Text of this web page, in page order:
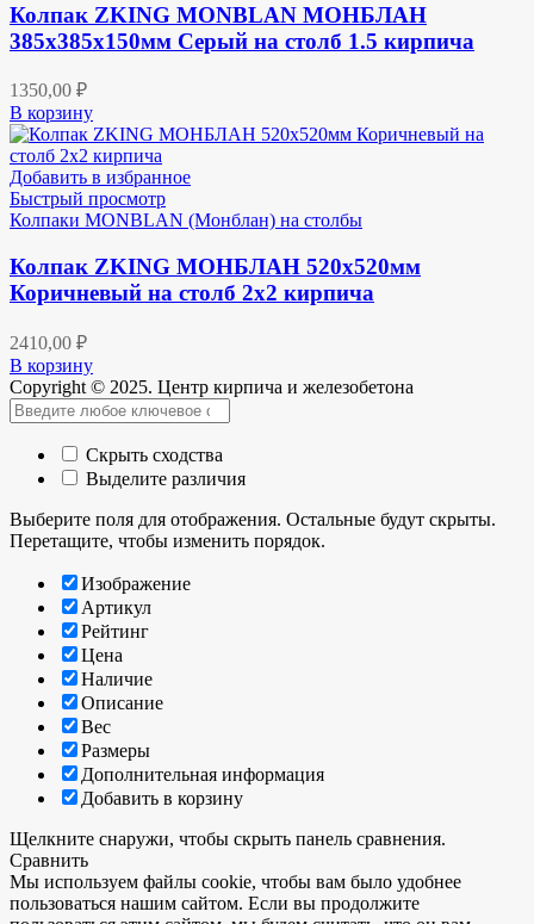
Колпак ZKING MONBLAN МОНБЛАН
385х385х150мм Серый на столб 1.5 кирпича
1350,00 ₽
В корзину
Добавить в избранное
Быстрый просмотр
Колпаки MONBLAN (Монблан) на столбы
Колпак ZKING МОНБЛАН 520х520мм
Коричневый на столб 2х2 кирпича
2410,00 ₽
В корзину
Copyright © 2025. Центр кирпича и железобетона
Скрыть сходства
Выделите различия
Выберите поля для отображения. Остальные будут скрыты.
Перетащите, чтобы изменить порядок.
Изображение
Артикул
Рейтинг
Цена
Наличие
Описание
Вес
Размеры
Дополнительная информация
Добавить в корзину
Щелкните снаружи, чтобы скрыть панель сравнения.
Сравнить
Мы используем файлы cookie, чтобы вам было удобнее
пользоваться нашим сайтом. Если вы продолжите